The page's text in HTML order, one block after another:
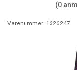
(0
Varenummer: 1326247